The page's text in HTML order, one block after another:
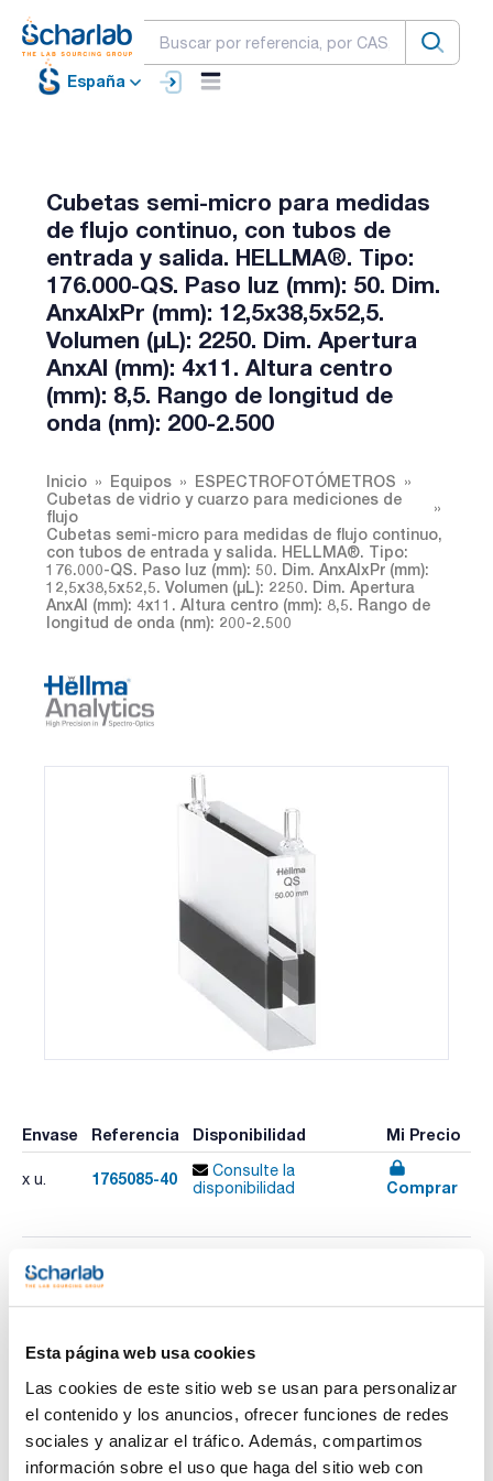
Esta página web usa cookies
Las cookies de este sitio web se usan para personalizar
el contenido y los anuncios, ofrecer funciones de redes
sociales y analizar el tráfico. Además, compartimos
información sobre el uso que haga del sitio web con
España
Cubetas semi-micro para medidas
de flujo continuo, con tubos de
entrada y salida. HELLMA®. Tipo:
176.000-QS. Paso luz (mm): 50. Dim.
AnxAlxPr (mm): 12,5x38,5x52,5.
Volumen (µL): 2250. Dim. Apertura
AnxAl (mm): 4x11. Altura centro
(mm): 8,5. Rango de longitud de
onda (nm): 200-2.500
Inicio Equipos
ESPECTROFOTÓMETROS
Cubetas de vidrio y cuarzo para mediciones de
flujo
Cubetas semi-micro para medidas de flujo continuo,
con tubos de entrada y salida. HELLMA®. Tipo:
176.000-QS. Paso luz (mm): 50. Dim. AnxAlxPr (mm):
12,5x38,5x52,5. Volumen (µL): 2250. Dim. Apertura
AnxAl (mm): 4x11. Altura centro (mm): 8,5. Rango de
longitud de onda (nm): 200-2.500
Envase Referencia Disponibilidad Mi Precio
x u. 1765085-40
Consulte la
disponibilidad
Comprar
Imprimir ficha de
producto
Tipo : 176.000-QS
Paso de luz (mm) : 50
Altura del centro (mm) : 8,5
Dimensiones externas AlxAnxPr (mm) : 38,5 x 12,5 x 52,5
Abertura AlxAn (mm) : 11 x 4
Volumen (µL) : 2250
Especificaciones : Semi-micro con tubos de entrada y salida
Pack (u.) : 1
Ver más